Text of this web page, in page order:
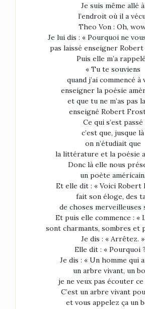
Je suis même allé à
l’endroit où il a
Theo Von : Oh,
Je lui dis : « Pourquoi ne
pas laissé enseigner
Puis elle m’a
« Tu te souviens
quand j’ai commencé à
enseigner la poésie
et que tu ne m’as pas
enseigné Robert
Ce qui s’est passé
c’est que, jusque là
on n’étudiait que
la littérature et la poésie
Donc là elle nous
un poète américain.
Et elle dit : « Voici Robert
fait son éloge, des
de choses merveilleuses
Et puis elle commence : «
sont charmants, sombres et
Je dis : « Arrêtez. »
Elle dit : « Pourquoi
Je dis : « Un homme qui
un arbre vivant, un
je ne veux pas écouter ce
C’est un arbre vivant
et vous appelez ça un